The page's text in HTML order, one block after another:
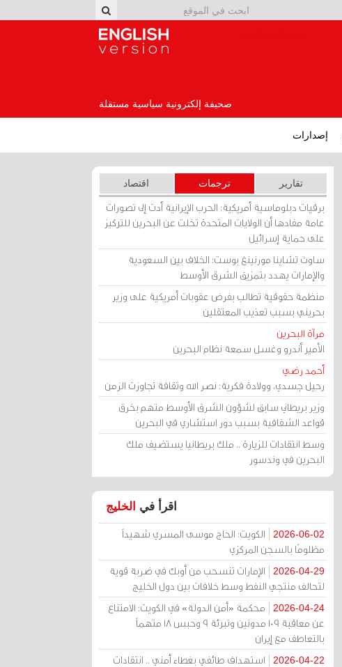
صحيفة إلكترونية سياسية مستقلة
إصدارات
تقارير ترجمات اقتصاد
برقيات دبلوماسية أمريكية: الحرب الإيرانية أدت إلى تصورات
عامة مفادها أن الولايات المتحدة تخلت عن البحرين للتركيز
على حماية إسرائيل
ساوث تشاينا مورنينغ بوست: الخلاف بين السعودية
والإمارات يهدد بتمزيق الشرق الأوسط
منظمة حقوقية تطالب بفرض عقوبات أمريكية على وزير
بحريني بسبب تعذيب المعتقلين
مرآة البحرين
الأمير أندرو وغسل سمعة نظام البحرين
أحمد رضي
رحيل جسدي، وولادة فكرية: نصر الله وثقافة تجاوزت الزمن
وزير بريطاني سابق لشؤون الشرق الأوسط متهم بخرق
قواعد الشفافية بسبب دور استشاري في البحرين
وسط انتقادات للزيارة .. ملك بريطانيا يستضيف ملك
البحرين في وندسور
اقرأ في الخليج
2026-06-02
الكويت: الحاج موسى المسري شهيداً
مظلومًا بالسجن المركزي
2026-04-29
الإمارات تنسحب من أوبك في ضربة قوية
لتحالف منتجي النفط وسط خلافات بين دول الخليج
2026-04-24
محكمة «أمن الدولة» في الكويت: الامتناع
عن معاقبة 109 مدونين وتبرئة 9 وحبس 18 متهماً
بالتعاطف مع إيران
2026-04-22
استهداف طائفي بغطاء أمني .. انتقادات